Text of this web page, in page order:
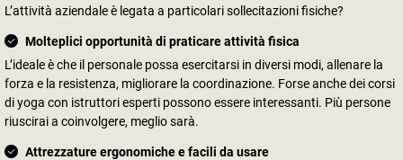
L’attività aziendale è legata a particolari sollecitazioni fisiche?
Molteplici opportunità di praticare attività fisica
L’ideale è che il personale possa esercitarsi in diversi modi, allenare la
forza e la resistenza, migliorare la coordinazione. Forse anche dei corsi
di yoga con istruttori esperti possono essere interessanti. Più persone
riuscirai a coinvolgere, meglio sarà.
Attrezzature ergonomiche e facili da usare